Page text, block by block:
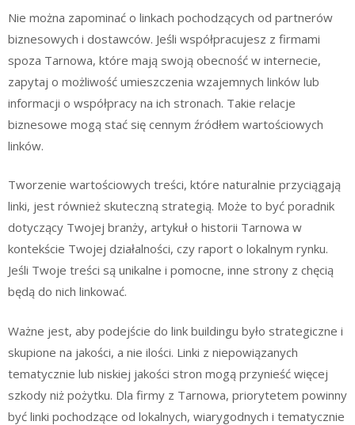
Nie można zapominać o linkach pochodzących od partnerów
biznesowych i dostawców. Jeśli współpracujesz z firmami
spoza Tarnowa, które mają swoją obecność w internecie,
zapytaj o możliwość umieszczenia wzajemnych linków lub
informacji o współpracy na ich stronach. Takie relacje
biznesowe mogą stać się cennym źródłem wartościowych
linków.
Tworzenie wartościowych treści, które naturalnie przyciągają
linki, jest również skuteczną strategią. Może to być poradnik
dotyczący Twojej branży, artykuł o historii Tarnowa w
kontekście Twojej działalności, czy raport o lokalnym rynku.
Jeśli Twoje treści są unikalne i pomocne, inne strony z chęcią
będą do nich linkować.
Ważne jest, aby podejście do link buildingu było strategiczne i
skupione na jakości, a nie ilości. Linki z niepowiązanych
tematycznie lub niskiej jakości stron mogą przynieść więcej
szkody niż pożytku. Dla firmy z Tarnowa, priorytetem powinny
być linki pochodzące od lokalnych, wiarygodnych i tematycznie